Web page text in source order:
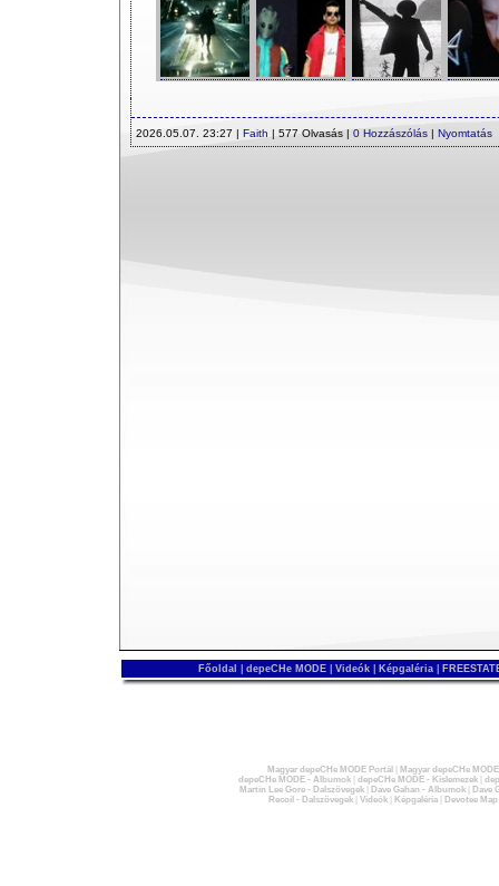
2026.05.07. 23:27 | Faith | 577 Olvasás | 0 Hozzászólás | Nyomtatás
Főoldal depeCHe MODE Videók Képgaléria
Magyar depeCHe MODE Portál
Magyar depeCHe
depeCHe MODE - Albumok| depeCHe MODE - Kislemezek|
Martin Lee Gore - Dalszövegek| Dave Gahan - Albumok|
Dave
Recoil - Dalszövegek| Videók| Képgaléria| Devotee Map